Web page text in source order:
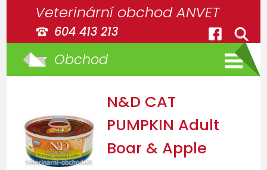
Veterinární obchod ANVET
604 413 213
Obchod
N&D CAT
PUMPKIN Adult
Boar & Apple